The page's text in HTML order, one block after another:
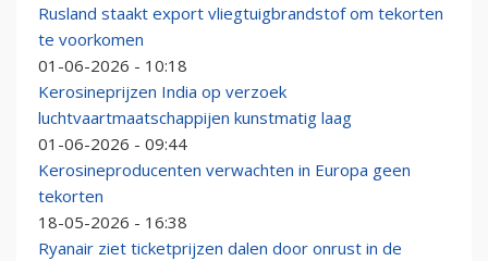
Rusland staakt export vliegtuigbrandstof om tekorten
te voorkomen
01-06-2026 - 10:18
Kerosineprijzen India op verzoek
luchtvaartmaatschappijen kunstmatig laag
01-06-2026 - 09:44
Kerosineproducenten verwachten in Europa geen
tekorten
18-05-2026 - 16:38
Ryanair ziet ticketprijzen dalen door onrust in de